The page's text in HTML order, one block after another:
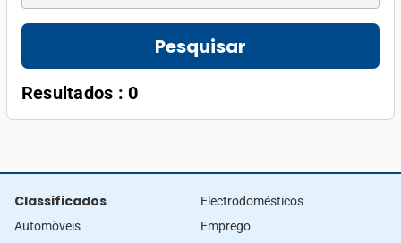
Pesquisar
Resultados : 0
Classificados
Automòveis
Electrodomésticos
Emprego